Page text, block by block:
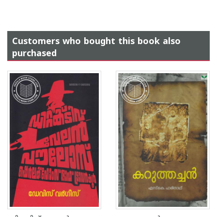
Customers who bought this book also
purchased